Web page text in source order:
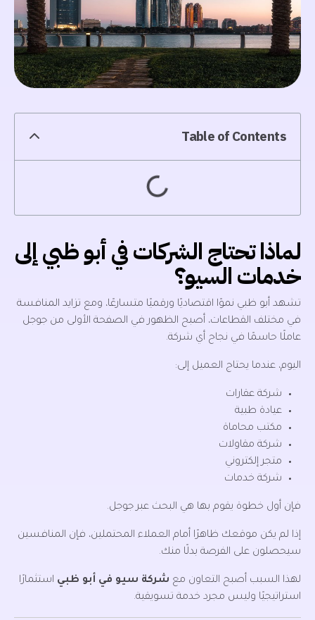
Table of Contents
لماذا تحتاج الشركات في أبو ظبي إلى
خدمات السيو؟
تشهد أبو ظبي نموًا اقتصاديًا ورقميًا متسارعًا، ومع تزايد المنافسة
في مختلف القطاعات، أصبح الظهور في الصفحة الأولى من جوجل
عاملًا حاسمًا في نجاح أي شركة.
اليوم، عندما يحتاج العميل إلى:
شركة عقارات
عيادة طبية
مكتب محاماة
شركة مقاولات
متجر إلكتروني
شركة خدمات
فإن أول خطوة يقوم بها هي البحث عبر جوجل.
إذا لم يكن موقعك ظاهرًا أمام العملاء المحتملين، فإن المنافسين
سيحصلون على الفرصة بدلًا منك.
لهذا السبب أصبح التعاون مع شركة سيو في أبو ظبي استثمارًا
استراتيجيًا وليس مجرد خدمة تسويقية.